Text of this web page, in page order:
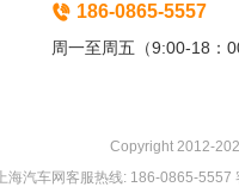
186-0865-5557
周一至周五（9:00-18：
Copyright 2012-
上海汽车网客服热线: 186-0865-